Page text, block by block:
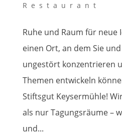
Restaurant
Ruhe und Raum für neue
einen Ort, an dem Sie
ungestört konzentrieren
Themen entwickeln
Stiftsgut Keysermühle!
als nur Tagungsräume –
und...